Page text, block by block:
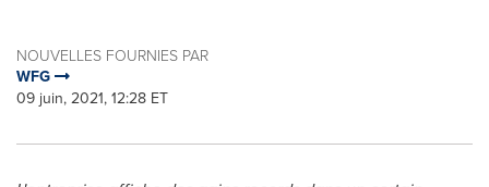
NOUVELLES FOURNIES PAR
WFG
09 juin, 2021, 12:28 ET